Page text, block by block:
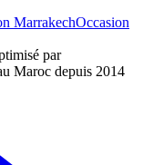
MarrakechOccasion
par
Maroc depuis 2014